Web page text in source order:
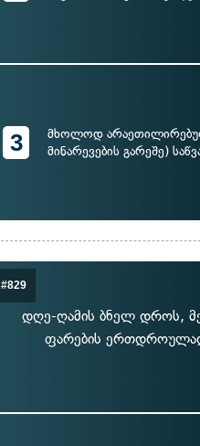
3
მხოლოდ
მინარევების გარეშე)
#829
დღე-ღამის ბნელ დროს,
ფარების